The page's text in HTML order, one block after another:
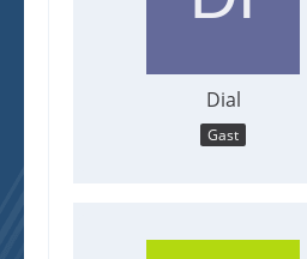
Dial
Gast